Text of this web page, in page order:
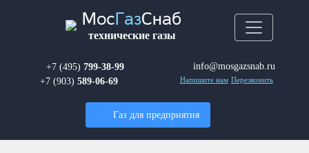
Мос ГазСнаб
технические газы
+7 (495) 799-38-99
+7 (903) 589-06-69
info@mosgazsnab.ru
Напишите нам Перезвонить
Газ для предприятия